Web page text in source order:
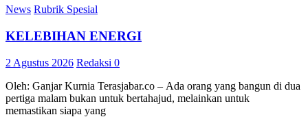
News Rubrik Spesial
KELEBIHAN ENERGI
2 Agustus 2026 Redaksi 0
Oleh: Ganjar Kurnia Terasjabar.co – Ada orang yang bangun di dua
pertiga malam bukan untuk bertahajud, melainkan untuk
memastikan siapa yang